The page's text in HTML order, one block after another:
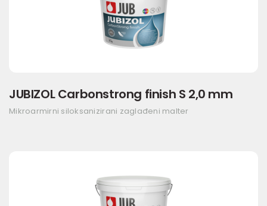
JUBIZOL Carbonstrong finish S 2,0 mm
Mikroarmirni siloksanizirani zaglađeni malter